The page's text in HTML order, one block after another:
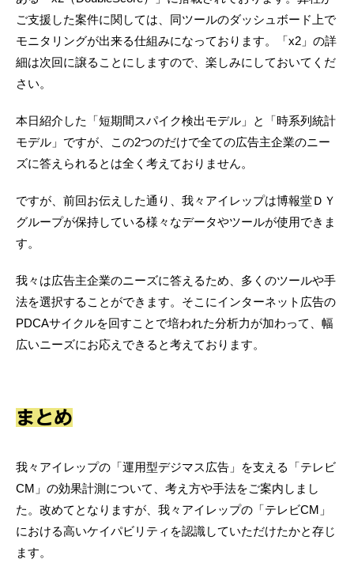
ご支援した案件に関しては、同ツールのダッシュボード上で
モニタリングが出来る仕組みになっております。「x2」の詳
細は次回に譲ることにしますので、楽しみにしておいてくだ
さい。
本日紹介した「短期間スパイク検出モデル」と「時系列統計
モデル」ですが、この2つのだけで全ての広告主企業のニー
ズに答えられるとは全く考えておりません。
ですが、前回お伝えした通り、我々アイレップは博報堂ＤＹ
グループが保持している様々なデータやツールが使用できま
す。
我々は広告主企業のニーズに答えるため、多くのツールや手
法を選択することができます。そこにインターネット広告の
PDCAサイクルを回すことで培われた分析力が加わって、幅
広いニーズにお応えできると考えております。
まとめ
我々アイレップの「運用型デジマス広告」を支える「テレビ
CM」の効果計測について、考え方や手法をご案内しまし
た。改めてとなりますが、我々アイレップの「テレビCM」
における高いケイパビリティを認識していただけたかと存じ
ます。